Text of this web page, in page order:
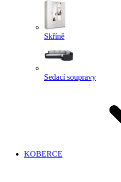
Skříně
Sedací soupravy
KOBERCE